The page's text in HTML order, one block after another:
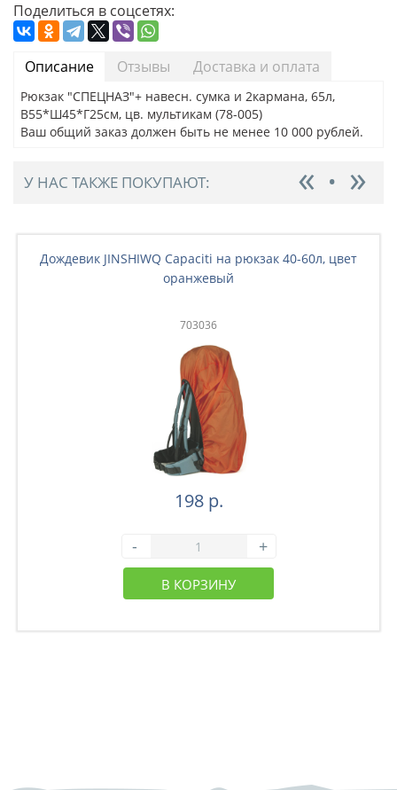
Поделиться в соцсетях:
Описание Отзывы Доставка и оплата
Рюкзак "СПЕЦНАЗ"+ навесн. сумка и 2кармана, 65л,
В55*Ш45*Г25см, цв. мультикам (78-005)
Ваш общий заказ должен быть не менее 10 000 рублей.
У НАС ТАКЖЕ ПОКУПАЮТ:
Дождевик JINSHIWQ Capaciti на рюкзак 40-60л, цвет
оранжевый
703036
198 р.
- +
В КОРЗИНУ